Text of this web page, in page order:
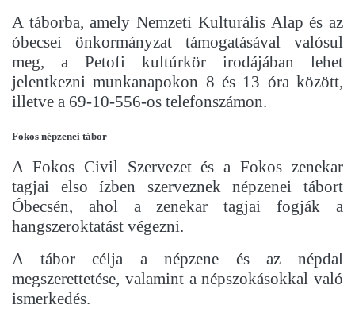
A táborba, amely Nemzeti Kulturális Alap és az
óbecsei önkormányzat támogatásával valósul
meg, a Petofi kultúrkör irodájában lehet
jelentkezni munkanapokon 8 és 13 óra között,
illetve a 69-10-556-os telefonszámon.
Fokos népzenei tábor
A Fokos Civil Szervezet és a Fokos zenekar
tagjai elso ízben szerveznek népzenei tábort
Óbecsén, ahol a zenekar tagjai fogják a
hangszeroktatást végezni.
A tábor célja a népzene és az népdal
megszerettetése, valamint a népszokásokkal való
ismerkedés.